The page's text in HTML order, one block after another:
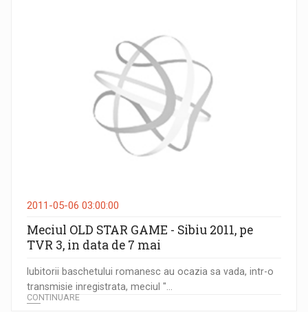
2011-05-06 03:00:00
Meciul OLD STAR GAME - Sibiu 2011, pe
TVR 3, in data de 7 mai
Iubitorii baschetului romanesc au ocazia sa vada, intr-o
transmisie inregistrata, meciul "...
CONTINUARE